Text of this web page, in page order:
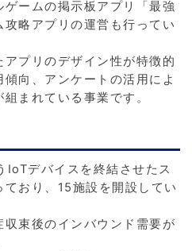
ームの掲示板アプリ「最強
略アプリの運営も行ってい
プリのデザイン性が特徴的
向、アンケートの活用によ
まれている事業です。
IoTデバイスを終結させたス
おり、15施設を開設してい
束後のインバウンド需要が